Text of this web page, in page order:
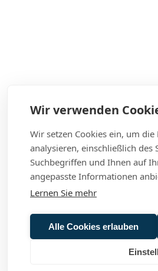
Wir verwenden
Wir setzen Cookies ein, um
analysieren, einschließlich des
Suchbegriffen und Ihnen auf
angepasste Informationen
Lernen Sie mehr
Alle Cookies erlauben